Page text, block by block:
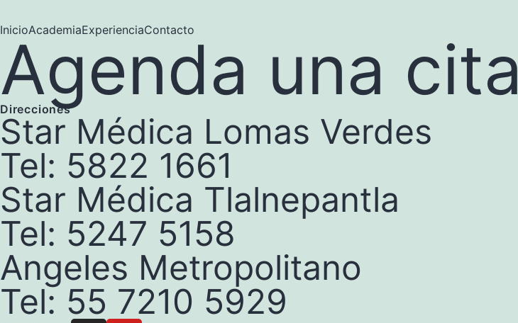
InicioAcademiaExperienciaContacto
Agenda una cita
Direcciones
Star Médica Lomas Verdes
Tel: 5822 1661
Star Médica Tlalnepantla
Tel: 5247 5158
Angeles Metropolitano
Tel: 55 7210 5929